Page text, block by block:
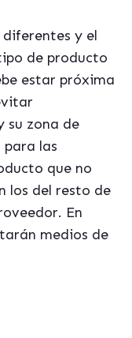
diferentes y el
de producto
estar próxima
su zona de
para las
que no
los del resto de
En
medios de